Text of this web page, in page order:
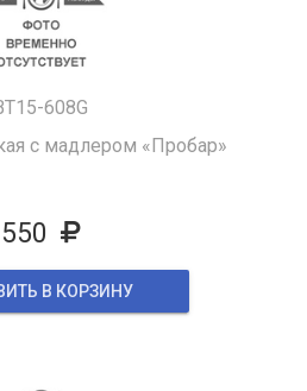
608G
с мадлером «Пробар»
550
В КОРЗИНУ